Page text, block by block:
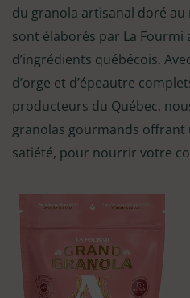
du granola artisanal doré au
sont élaborés par La Fourmi
d’ingrédients québécois.
d’orge et d’épeautre
producteurs du Québec,
granolas gourmands offrant
satiété, pour nourrir votre
Plage
de
5,50$
à
150,00$